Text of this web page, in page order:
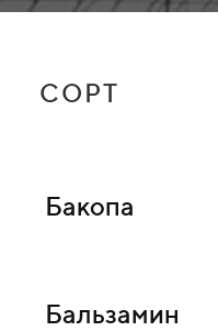
СОРТ
Бакопа
Бальзамин